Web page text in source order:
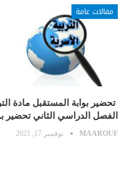
مقالات عامة
تحضير بوابة المستقبل مادة
الفصل الدراسي الثاني تحضير
MAAROUF نوفمبر 17, 2021